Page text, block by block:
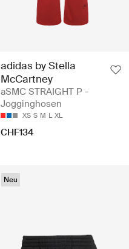
adidas by Stella
McCartney
aSMC STRAIGHT P -
Jogginghosen
XS S M L XL
CHF134
Neu